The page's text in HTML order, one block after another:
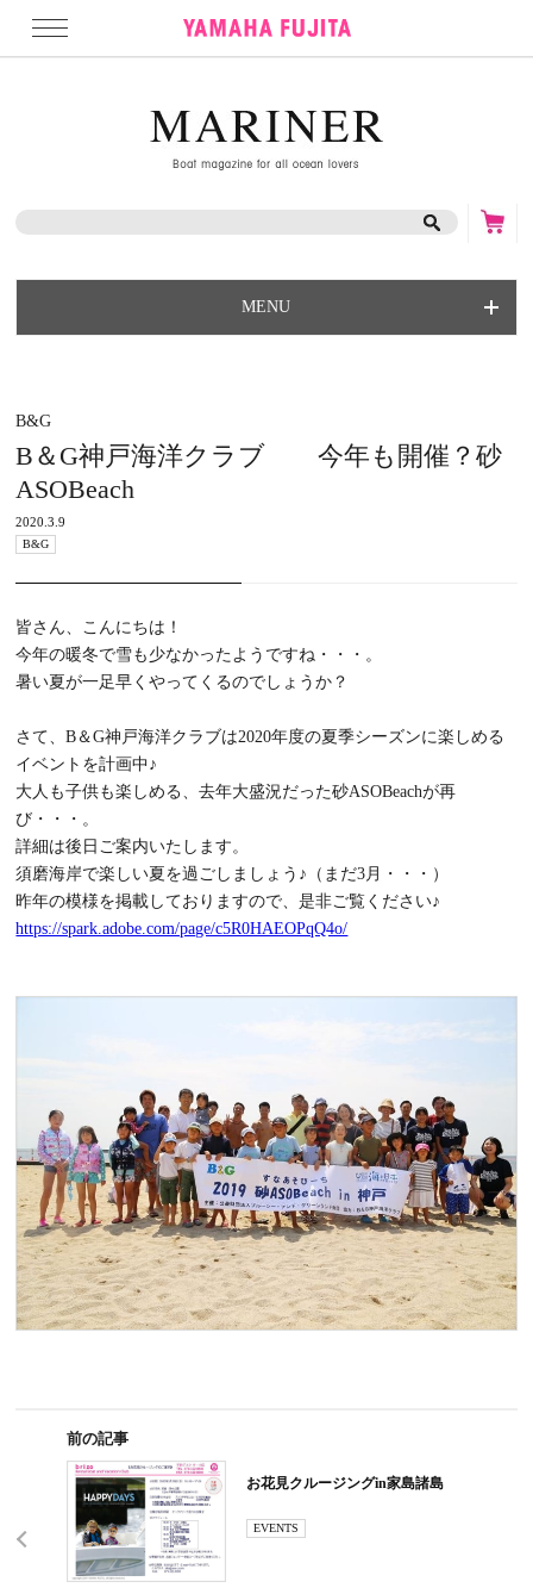
MENU
B&G
B＆G神戸海洋クラブ 今年も開催？砂
ASOBeach
2020.3.9
B&G
皆さん、こんにちは！
今年の暖冬で雪も少なかったようですね・・・。
暑い夏が一足早くやってくるのでしょうか？
さて、B＆G神戸海洋クラブは2020年度の夏季シーズンに楽しめる
イベントを計画中♪
大人も子供も楽しめる、去年大盛況だった砂ASOBeachが再
び・・・。
詳細は後日ご案内いたします。
須磨海岸で楽しい夏を過ごしましょう♪（まだ3月・・・）
昨年の模様を掲載しておりますので、是非ご覧ください♪
https://spark.adobe.com/page/c5R0HAEOPqQ4o/
前の記事
お花見クルージングin家島諸島
EVENTS